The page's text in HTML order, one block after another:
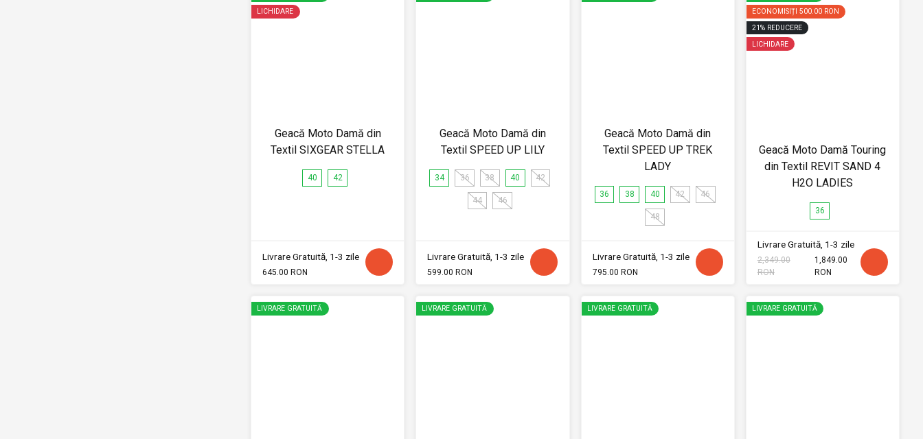
LICHIDARE
Geacă Moto Damă din
Textil SIXGEAR STELLA
40 42
Livrare Gratuită, 1-3 zile
645.00 RON
Geacă Moto Damă din
Textil SPEED UP LILY
34 36 38 40 42
44 46
Livrare Gratuită, 1-3 zile
599.00 RON
Geacă Moto Damă din
Textil SPEED UP TREK
LADY
36 38 40 42 46
48
Livrare Gratuită, 1-3 zile
795.00 RON
ECONOMISIȚI 500.00 RON
21% REDUCERE
LICHIDARE
Geacă Moto Damă Touring
din Textil REVIT SAND 4
H2O LADIES
36
Livrare Gratuită, 1-3 zile
2,349.00
RON
1,849.00
RON
LIVRARE GRATUITĂ LIVRARE GRATUITĂ LIVRARE GRATUITĂ LIVRARE GRATUITĂ